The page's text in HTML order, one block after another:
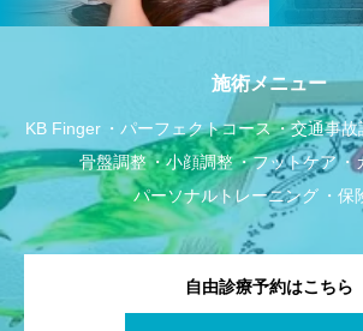
施術メニュー
KB Finger パーフェクトコース 交通事故
骨盤調整
小顔調整 フットケア
パーソナルトレーニング
保
自由診療予約はこちら